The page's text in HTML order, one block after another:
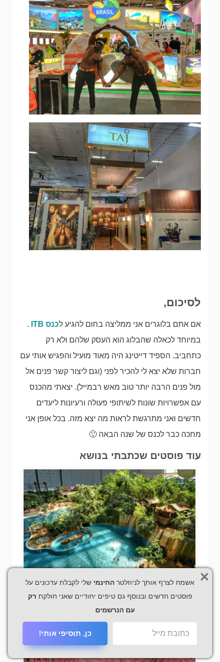
לסיכום,
אם אתם בלוגרים אני ממליצה בחום להגיע לכנס ITB
.
במיוחד לכאלה שהבלוג הוא העסק שלהם ולא רק
כתחביב. הספיד דייטינג היה מאוד מועיל והפגיש אותי עם
חברות שלא יצא לי להכיר לפני (וגם ליצור קשר פנים אל
מול פנים הרבה יותר טוב מאש רבמייל). יצאתי מהכנס
עם אפשרויות שונות לשיתופי פעולה ורעיונות ליעדים
חדשים ואני מתרגשת לראות מה יצא מזה. בכל אופן אני
מחכה כבר לכנס של שנה הבאה 🙂
עוד פוסטים שכתבתי בנושא
אשמח לצרף אותך לניוזלטר החינמי שלי לקבלת עדכונים על
פוסטים חדשים ובנוסף גם טיפים יחודיים שאני חולקת רק
עם הנרשמים
כן, תוסיפי אותי!
×